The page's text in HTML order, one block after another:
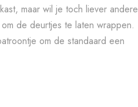
maar wil je toch liever andere
de deurtjes te laten wrappen.
om de standaard een